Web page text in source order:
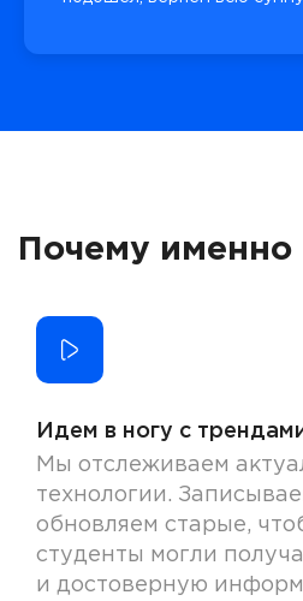
Почему именно
Идем в ногу с
Мы отслеживаем
технологии.
обновляем старые,
студенты могли
и достоверную